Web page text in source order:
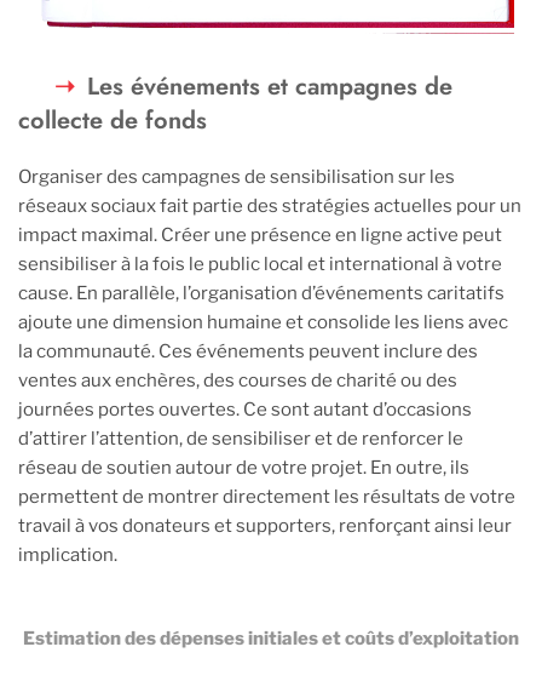
Les événements et campagnes de
collecte de fonds
Organiser des campagnes de sensibilisation sur les
réseaux sociaux fait partie des stratégies actuelles pour un
impact maximal. Créer une présence en ligne active peut
sensibiliser à la fois le public local et international à votre
cause. En parallèle, l’organisation d’événements caritatifs
ajoute une dimension humaine et consolide les liens avec
la communauté. Ces événements peuvent inclure des
ventes aux enchères, des courses de charité ou des
journées portes ouvertes. Ce sont autant d’occasions
d’attirer l’attention, de sensibiliser et de renforcer le
réseau de soutien autour de votre projet. En outre, ils
permettent de montrer directement les résultats de votre
travail à vos donateurs et supporters, renforçant ainsi leur
implication.
Estimation des dépenses initiales et coûts d’exploitation